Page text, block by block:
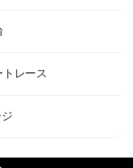
レース